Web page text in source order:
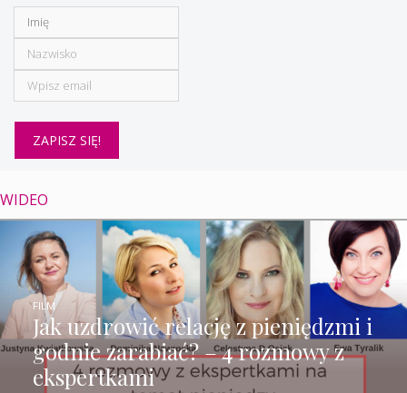
WIDEO
Jak uzdrowić relację z pieniędzmi i
godnie zarabiać? – 4 rozmowy z
ekspertkami
FILM